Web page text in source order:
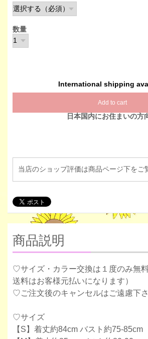
数量
International shipping
Add to cart
日本国内にお住まいの方
当店のショップ評価は商品ページ下をご
商品説明
♡サイズ・カラー交換は１度のみ無
送料はお客様元払いになります）
♡ご注文後のキャンセルはご遠慮下さ
♡サイズ
【S】着丈約84cm バスト約75-85cm